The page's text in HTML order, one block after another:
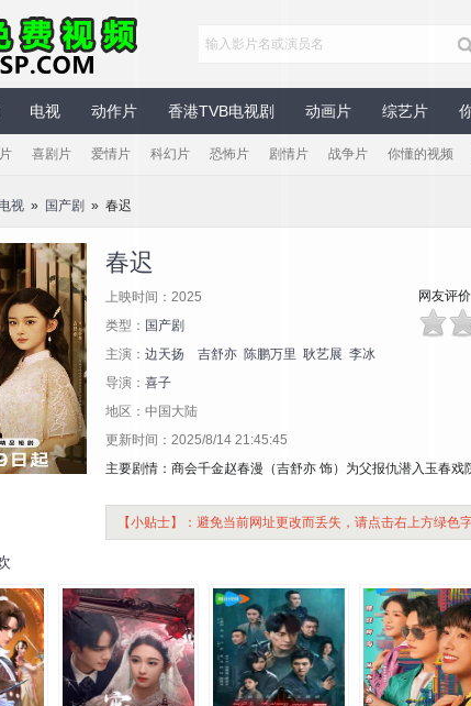
电视 动作片 香港TVB电视剧 动画片 综艺片
喜剧片 爱情片 科幻片 恐怖片 剧情片 战争片 你懂的视频
电视 » 国产剧 » 春迟
春迟
上映时间：2025
类型： 国产剧
主演： 边天扬 吉舒亦 陈鹏万里 耿艺展 李冰
导演： 喜子
地区：中国大陆
更新时间：2025/8/14 21:45:45
主要剧情：商会千金赵春漫（吉舒亦 饰）为父报仇潜入玉春戏
网友评价
【小贴士】：避免当前网址更改而丢失，请点击右上方绿色